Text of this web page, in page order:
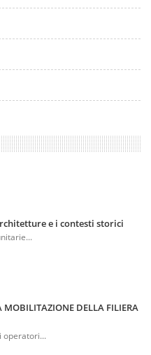
e i contesti storici
DELLA FILIERA
operatori...